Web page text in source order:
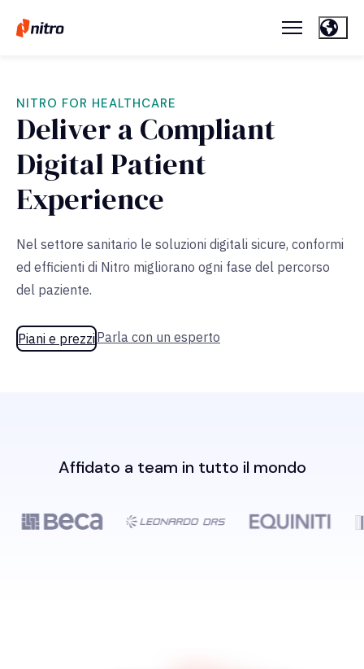
NITRO FOR HEALTHCARE
Deliver a Compliant
Digital Patient
Experience
Nel settore sanitario le soluzioni digitali sicure, conformi
ed efficienti di Nitro migliorano ogni fase del percorso
del paziente.
Piani e prezziParla con un esperto
Affidato a team in tutto il mondo